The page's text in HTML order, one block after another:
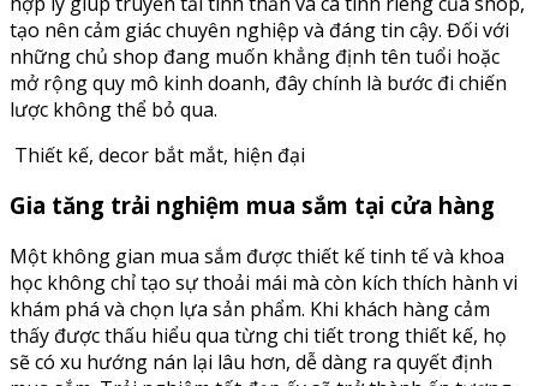
tạo nên cảm giác chuyên nghiệp và đáng tin cậy. Đối với
những chủ shop đang muốn khẳng định tên tuổi hoặc
mở rộng quy mô kinh doanh, đây chính là bước đi chiến
lược không thể bỏ qua.
Thiết kế, decor bắt mắt, hiện đại
Gia tăng trải nghiệm mua sắm tại cửa hàng
Một không gian mua sắm được thiết kế tinh tế và khoa
học không chỉ tạo sự thoải mái mà còn kích thích hành vi
khám phá và chọn lựa sản phẩm. Khi khách hàng cảm
thấy được thấu hiểu qua từng chi tiết trong thiết kế, họ
sẽ có xu hướng nán lại lâu hơn, dễ dàng ra quyết định